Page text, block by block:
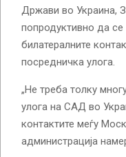
Држави во Украина,
попродуктивно да
билатералните
посредничка улога.
„Не треба толку
улога на САД во
контактите меѓу
администрација